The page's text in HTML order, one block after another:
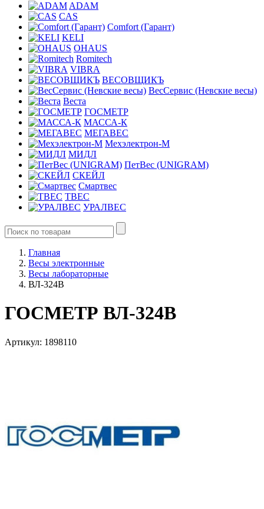
ADAM
CAS
Comfort (Гарант)
KELI
OHAUS
Romitech
VIBRA
ВЕСОВЩИКЪ
ВесСервис (Невские весы)
Веста
ГОСМЕТР
МАССА-К
МЕГАВЕС
Мехэлектрон-М
МИДЛ
ПетВес (UNIGRAM)
СКЕЙЛ
Смартвес
ТВЕС
УРАЛВЕС
Главная
Весы электронные
Весы лабораторные
ВЛ-324В
ГОСМЕТР ВЛ-324В
Артикул: 1898110